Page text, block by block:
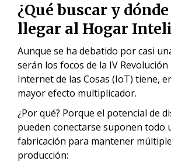
¿Qué buscar y
llegar al Hogar
Aunque se ha debatido por casi
serán los focos de la IV
Internet de las Cosas (IoT) tiene,
mayor efecto multiplicador.
¿Por qué? Porque el potencial de
pueden conectarse suponen todo
fabricación para mantener
producción: